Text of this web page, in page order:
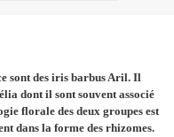
sont des iris barbus Aril. Il
dont il sont souvent associé
florale des deux groupes est
dans la forme des rhizomes.